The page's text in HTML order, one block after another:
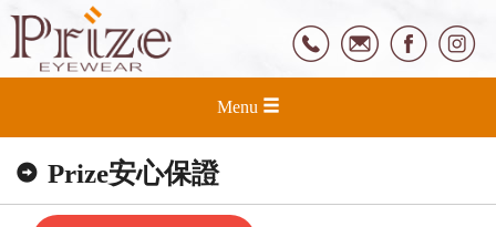
Menu
Prize安心保證